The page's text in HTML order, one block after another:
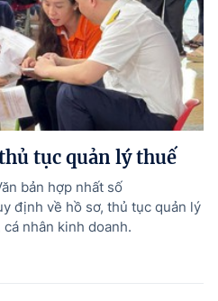
tục quản lý thuế
bản hợp nhất số
định về hồ sơ, thủ tục quản lý
nhân kinh doanh.